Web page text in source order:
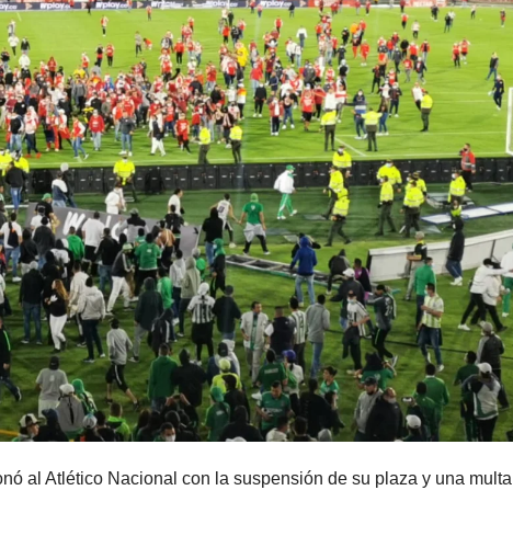
al Atlético Nacional con la suspensión de su plaza y una multa